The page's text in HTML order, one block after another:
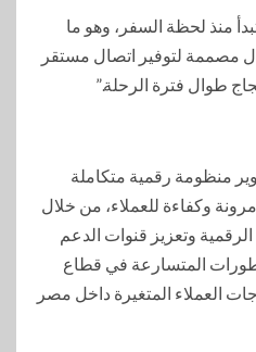
منذ لحظة السفر، وهو ما
مصممة لتوفير اتصال مستقر
طوال فترة الرحلة.”
منظومة رقمية متكاملة
وكفاءة للعملاء، من خلال
وتعزيز قنوات الدعم
المتسارعة في قطاع
العملاء المتغيرة داخل مصر